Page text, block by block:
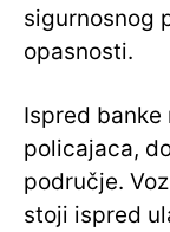
sigurnosnog
opasnosti.
Ispred
policajaca,
područje.
stoji ispred